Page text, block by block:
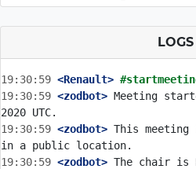
LOGS
19:30:59 <Renault>
19:30:59 <zodbot> Meeting
19:30:59 <zodbot> This meeting
19:30:59 <zodbot> The chair is